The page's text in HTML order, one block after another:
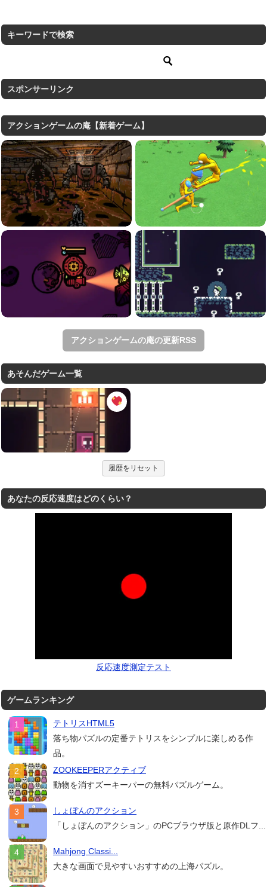
キーワードで検索
スポンサーリンク
アクションゲームの庵【新着ゲーム】
アクションゲームの庵の更新RSS
あそんだゲーム一覧
履歴をリセット
あなたの反応速度はどのくらい？
反応速度測定テスト
ゲームランキング
テトリスHTML5
落ち物パズルの定番テトリスをシンプルに楽しめる作
品。
ZOOKEEPERアクティブ
動物を消すズーキーパーの無料パズルゲーム。
しょぼんのアクション
「しょぼんのアクション」のPCブラウザ版と原作DLフ...
Mahjong Classi...
大きな画面で見やすいおすすめの上海パズル。